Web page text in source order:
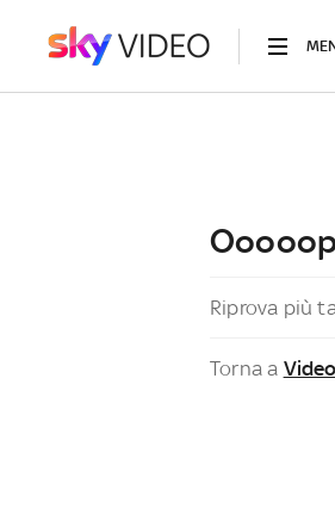
Riprova più
Torna a